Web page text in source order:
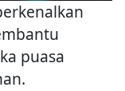
puasa